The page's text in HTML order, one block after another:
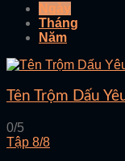
Ngày
Tháng
Năm
Tên Trộm Dấu
0/5
Tập 8/8